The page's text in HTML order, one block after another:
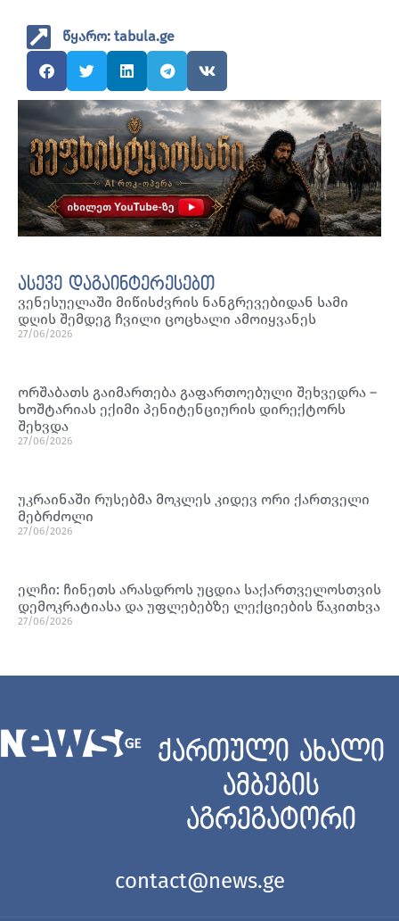
წყარო: tabula.ge
ასევე დაგაინტერესებთ
ვენესუელაში მიწისძვრის ნანგრევებიდან სამი
დღის შემდეგ ჩვილი ცოცხალი ამოიყვანეს
27/06/2026
ორშაბათს გაიმართება გაფართოებული შეხვედრა –
ხოშტარიას ექიმი პენიტენციურის დირექტორს
შეხვდა
27/06/2026
უკრაინაში რუსებმა მოკლეს კიდევ ორი ქართველი
მებრძოლი
27/06/2026
ელჩი: ჩინეთს არასდროს უცდია საქართველოსთვის
დემოკრატიასა და უფლებებზე ლექციების წაკითხვა
27/06/2026
ქართული ახალი
ამბების
აგრეგატორი
contact@news.ge